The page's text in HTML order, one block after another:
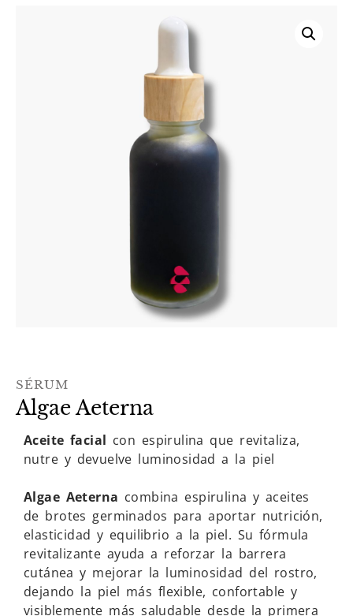
SÉRUM
Algae Aeterna
Aceite facial con espirulina que revitaliza,
nutre y devuelve luminosidad a la piel
Algae Aeterna combina espirulina y aceites
de brotes germinados para aportar nutrición,
elasticidad y equilibrio a la piel. Su fórmula
revitalizante ayuda a reforzar la barrera
cutánea y mejorar la luminosidad del rostro,
dejando la piel más flexible, confortable y
visiblemente más saludable desde la primera